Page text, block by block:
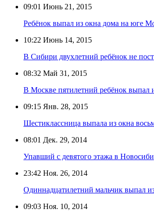
09:01 Июнь 21, 2015
Ребёнок выпал из окна дома на юге
10:22 Июнь 14, 2015
В Сибири двухлетний ребёнок не
08:32 Май 31, 2015
В Москве пятилетний ребёнок выпал
09:15 Янв. 28, 2015
Шестиклассница выпала из окна
08:01 Дек. 29, 2014
Упавший с девятого этажа в
23:42 Ноя. 26, 2014
Одиннадцатилетний мальчик выпал
09:03 Ноя. 10, 2014